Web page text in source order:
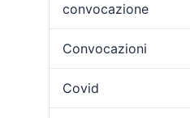
convocazione
Convocazioni
Covid